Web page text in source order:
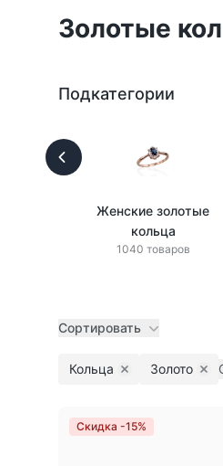
Золотые
Подкатегории
Женские золотые
кольца
1040 товаров
Сортировать
Кольца Remove filter
Золото
Товары
Скидка -15%